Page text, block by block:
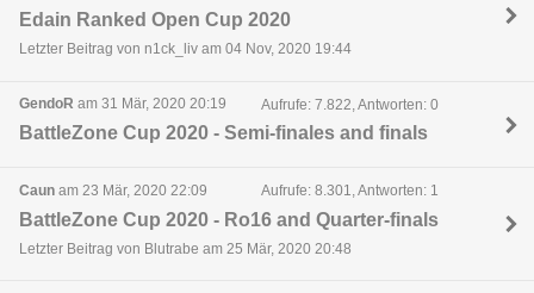
Edain Ranked Open Cup 2020
Letzter Beitrag von n1ck_liv am 04 Nov, 2020 19:44
GendoR am 31 Mär, 2020 20:19 Aufrufe: 7.822, Antworten: 0
BattleZone Cup 2020 - Semi-finales and finals
Caun am 23 Mär, 2020 22:09 Aufrufe: 8.301, Antworten: 1
BattleZone Cup 2020 - Ro16 and Quarter-finals
Letzter Beitrag von Blutrabe am 25 Mär, 2020 20:48